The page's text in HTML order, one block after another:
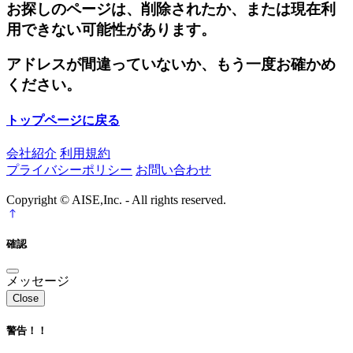
お探しのページは、削除されたか、または現在利
用できない可能性があります。
アドレスが間違っていないか、もう一度お確かめ
ください。
トップページに戻る
会社紹介 利用規約
プライバシーポリシー お問い合わせ
Copyright © AISE,Inc. - All rights reserved.
確認
メッセージ
Close
警告！！